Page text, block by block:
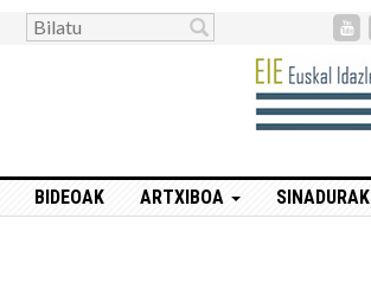
BIDEOAK ARTXIBOA SINADURAK